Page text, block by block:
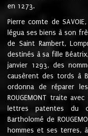
en 1273.
Pierre comte de
légua ses biens à son
de Saint Rambert,
destinés à sa fille
janvier 1293, des
causèrent des tords à
ordonna de réparer
ROUGEMONT traite
lettres patentes du
Bartholomé de
hommes et ses terres,